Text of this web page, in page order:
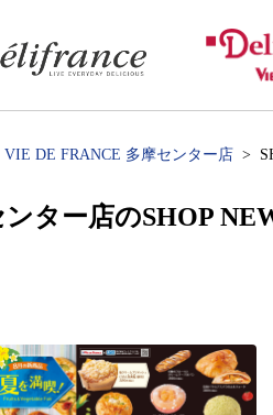
VIE DE FRANCE 多摩センター店
ター店のSHOP